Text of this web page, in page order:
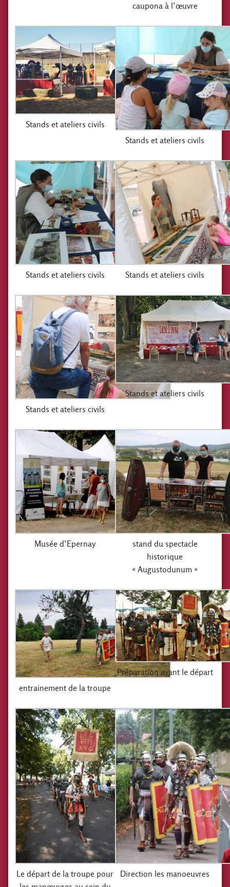
caupona à l’œuvre
Stands et ateliers civils
Stands et ateliers civils
Stands et ateliers civils Stands et ateliers civils
Stands et ateliers civils
Stands et ateliers civils
Musée d’Epernay
stand du spectacle
historique
« Augustodunum »
entrainement de la troupe
Préparation avant le départ
Le départ de la troupe pour
Direction les manoeuvres